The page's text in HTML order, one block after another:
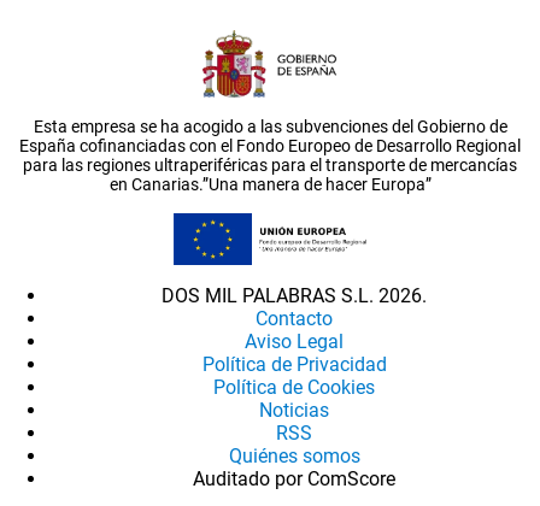
Esta empresa se ha acogido a las subvenciones del Gobierno de
España cofinanciadas con el Fondo Europeo de Desarrollo Regional
para las regiones ultraperiféricas para el transporte de mercancías
en Canarias.”Una manera de hacer Europa”
DOS MIL PALABRAS S.L. 2026.
Contacto
Aviso Legal
Política de Privacidad
Política de Cookies
Noticias
RSS
Quiénes somos
Auditado por ComScore